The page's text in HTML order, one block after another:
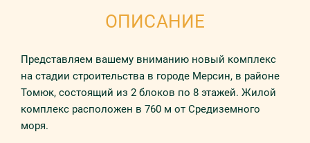
ОПИСАНИЕ
Представляем вашему вниманию новый комплекс
на стадии строительства в городе Мерсин, в районе
Томюк, состоящий из 2 блоков по 8 этажей. Жилой
комплекс расположен в 760 м от Средиземного
моря.